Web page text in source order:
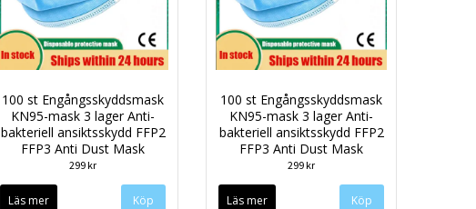
100 st Engångsskyddsmask
KN95-mask 3 lager Anti-
bakteriell ansiktsskydd FFP2
FFP3 Anti Dust Mask
299 kr
Läs mer
100 st Engångsskyddsmask
KN95-mask 3 lager Anti-
bakteriell ansiktsskydd FFP2
FFP3 Anti Dust Mask
299 kr
Läs mer